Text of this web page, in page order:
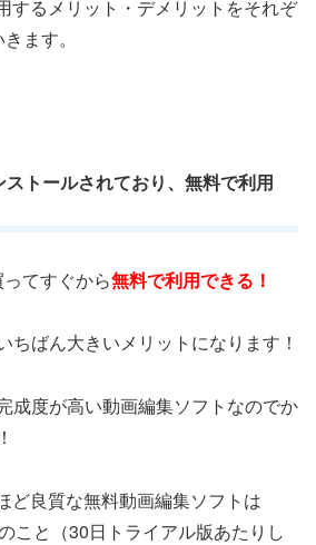
するメリット・デメリットをそれぞ
ます。
トールされており、無料で利用
てすぐから無料で利用できる！
ちばん大きいメリットになります！
成度が高い動画編集ソフトなのでか
ど良質な無料動画編集ソフトは
こと（30日トライアル版あたりし